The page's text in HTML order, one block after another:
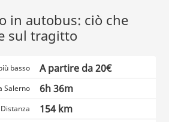
in autobus: ciò che
sul tragitto
basso A partire da 20€
Salerno 6h 36m
Distanza 154 km